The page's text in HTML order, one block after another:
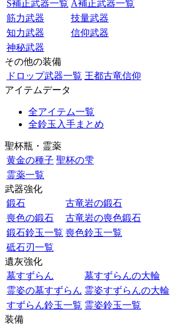
S補正武器一覧 A補正武器一覧
筋力武器
技量武器
知力武器
信仰武器
神秘武器
その他の装備
ドロップ武器一覧 王都古竜信仰
アイテムデータ
全アイテム一覧
全鈴玉入手まとめ
聖杯瓶・霊薬
黄金の種子 聖杯の雫
霊薬一覧
武器強化
鍛石
古竜岩の鍛石
喪色の鍛石
古竜岩の喪色鍛石
鍛石鈴玉一覧 喪色鈴玉一覧
砥石刃一覧
遺灰強化
墓すずらん
墓すずらんの大輪
霊姿の墓すずらん 霊姿すずらんの大輪
すずらん鈴玉一覧 霊姿鈴玉一覧
装備